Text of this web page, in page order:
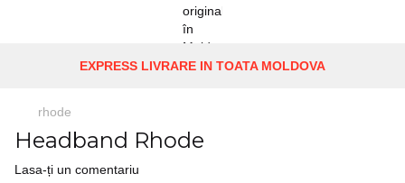
EXPRESS LIVRARE IN TOATA MOLDOVA
rhode
Headband Rhode
Lasa-ți un comentariu